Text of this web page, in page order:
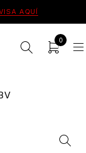
AQUÍ
0